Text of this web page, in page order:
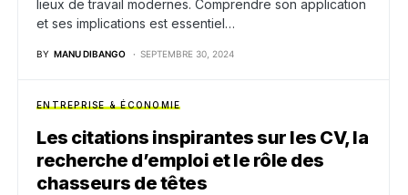
lieux de travail modernes. Comprendre son application
et ses implications est essentiel…
BY MANU DIBANGO SEPTEMBRE 30, 2024
ENTREPRISE & ÉCONOMIE
Les citations inspirantes sur les CV, la
recherche d’emploi et le rôle des
chasseurs de têtes